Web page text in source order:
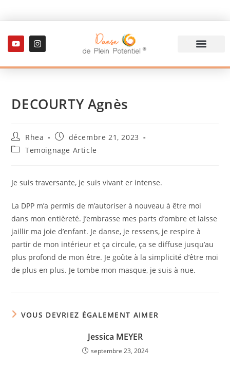
DECOURTY Agnès
Rhea
décembre 21, 2023
Temoignage Article
Je suis traversante, je suis vivant er intense.
La DPP m’a permis de m’autoriser à nouveau à être moi
dans mon entièreté. J’embrasse mes parts d’ombre et laisse
jaillir ma joie d’enfant. Je danse, je ressens, je respire à
partir de mon intérieur et ça circule, ça se diffuse jusqu’au
plus profond de mon être. Je goûte à la simplicité d’être moi
de plus en plus. Je tombe mon masque, je suis à nue.
VOUS DEVRIEZ ÉGALEMENT AIMER
Jessica MEYER
septembre 23, 2024